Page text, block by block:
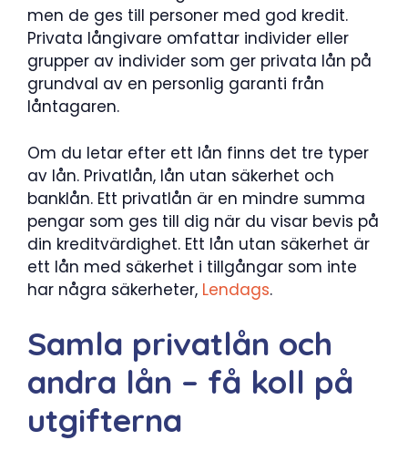
men de ges till personer med god kredit.
Privata långivare omfattar individer eller
grupper av individer som ger privata lån på
grundval av en personlig garanti från
låntagaren.
Om du letar efter ett lån finns det tre typer
av lån. Privatlån, lån utan säkerhet och
banklån. Ett privatlån är en mindre summa
pengar som ges till dig när du visar bevis på
din kreditvärdighet. Ett lån utan säkerhet är
ett lån med säkerhet i tillgångar som inte
har några säkerheter, Lendags.
Samla privatlån och
andra lån – få koll på
utgifterna